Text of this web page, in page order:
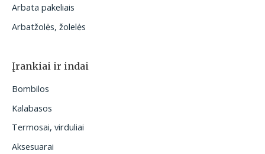
Arbata pakeliais
Arbatžolės, žolelės
Įrankiai ir indai
Bombilos
Kalabasos
Termosai, virduliai
Aksesuarai